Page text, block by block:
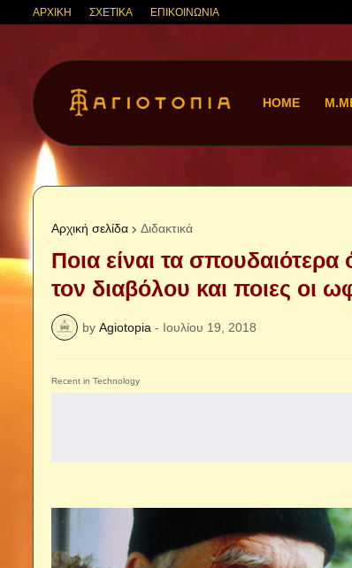
ΑΡΧΙΚΗ ΣΧΕΤΙΚΑ ΕΠΙΚΟΙΝΩΝΙΑ
HOME
Αρχική σελίδα Διδακτικά
Ποια είναι τα
τον διαβόλου και ποιες οι
by Agiotopia - Ιουλίου 19, 2018
Recent in Technology